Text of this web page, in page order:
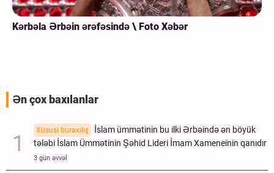
Kərbəla Ərbəin ərəfəsində \ Foto Xəbər
Ən çox baxılanlar
Xüsusi buraxılış
İslam ümmətinin bu ilki Ərbəində ən böyük
tələbi İslam Ümmətinin Şəhid Lideri İmam Xameneinin qanıdır
3 gün əvvəl